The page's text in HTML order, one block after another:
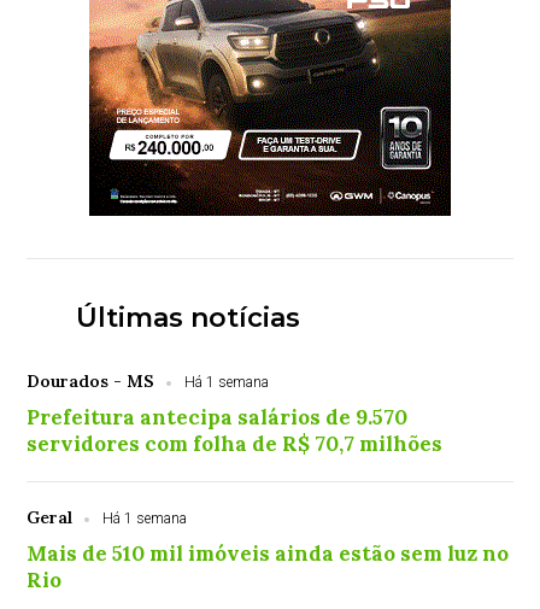
Últimas notícias
Dourados - MS Há 1 semana
Prefeitura antecipa salários de 9.570
servidores com folha de R$ 70,7 milhões
Geral Há 1 semana
Mais de 510 mil imóveis ainda estão sem luz no
Rio